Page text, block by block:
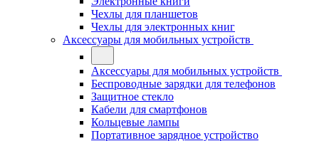
Чехлы для планшетов
Чехлы для электронных книг
Аксессуары для мобильных устройств
Аксессуары для мобильных устройств
Беспроводные зарядки для телефонов
Защитное стекло
Кабели для смартфонов
Кольцевые лампы
Портативное зарядное устройство